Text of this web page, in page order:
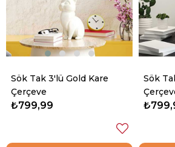
Sök Tak 3'lü Gold Kare
Çerçeve
₺799,99
Sök